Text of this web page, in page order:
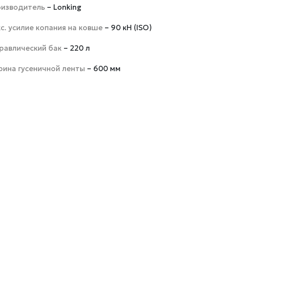
– Lonking
усилие копания на ковше – 90 кН (ISO)
бак – 220 л
гусеничной ленты – 600 мм